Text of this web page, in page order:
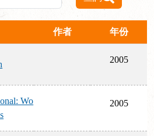
作者 年份
2005
Wo
2005